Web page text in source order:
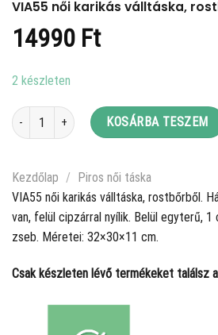
VIA55 női karikás válltáska,
14990 Ft
2 készleten
VIA55 női karikás válltáska, rostbőr, piros
KOSÁRBA TESZEM
Kezdőlap /
Piros női táska
VIA55 női karikás válltáska, rostbőrből.
van, felül cipzárral nyílik. Belül egyterű, 1
zseb. Méretei: 32×30×11 cm.
Csak készleten lévő termékeket találsz